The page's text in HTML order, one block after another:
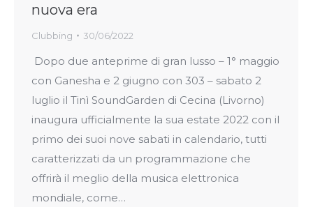
nuova era
Clubbing 30/06/2022
Dopo due anteprime di gran lusso – 1° maggio
con Ganesha e 2 giugno con 303 – sabato 2
luglio il Tinì SoundGarden di Cecina (Livorno)
inaugura ufficialmente la sua estate 2022 con il
primo dei suoi nove sabati in calendario, tutti
caratterizzati da un programmazione che
offrirà il meglio della musica elettronica
mondiale, come…